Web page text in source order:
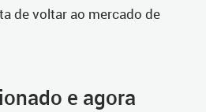
de voltar ao mercado de
e agora